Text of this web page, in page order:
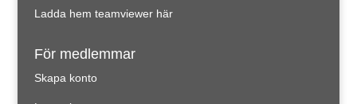
Ladda hem teamviewer här
För medlemmar
Skapa konto